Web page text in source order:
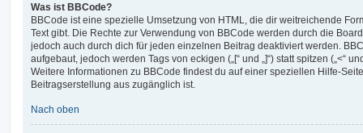
Was ist BBCode?
BBCode ist eine spezielle Umsetzung von HTML, die dir weitreichende
Text gibt. Die Rechte zur Verwendung von BBCode werden durch die
jedoch auch durch dich für jeden einzelnen Beitrag deaktiviert werden.
aufgebaut, jedoch werden Tags von eckigen („[“ und „]“) statt spitzen („<“
Weitere Informationen zu BBCode findest du auf einer speziellen Hilfe-
Beitragserstellung aus zugänglich ist.
Nach oben